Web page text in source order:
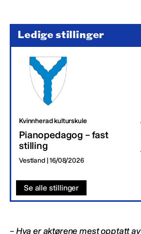
Ledige stillinger
Kvinnherad kulturskule
Pianopedagog – fast
stilling
Vestland | 16/08/2026
Se alle stillinger
– Hva er aktørene mest opptatt